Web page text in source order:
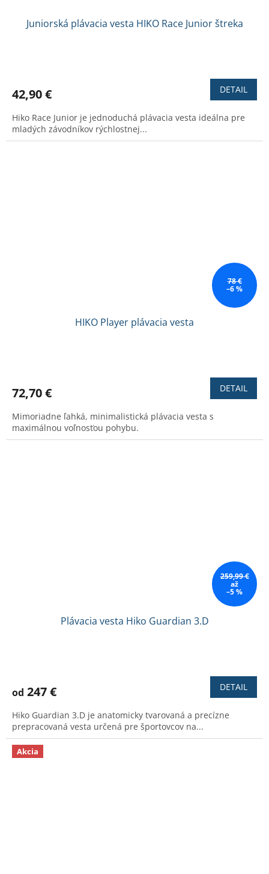
Juniorská plávacia vesta HIKO Race Junior štreka
je
z
5
hviezdičiek.
42,90 € DETAIL
Hiko Race Junior je jednoduchá plávacia vesta ideálna pre
mladých závodníkov rýchlostnej...
78 €
–6 %
HIKO Player plávacia vesta
je
z
5
hviezdičiek.
72,70 € DETAIL
Mimoriadne ľahká, minimalistická plávacia vesta s
maximálnou voľnosťou pohybu.
259,99 €
až
–5 %
Plávacia vesta Hiko Guardian 3.D
je
z
5
hviezdičiek.
od 247 € DETAIL
Hiko Guardian 3.D je anatomicky tvarovaná a precízne
prepracovaná vesta určená pre športovcov na...
Akcia